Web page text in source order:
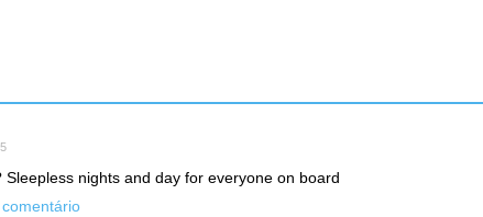
nights and day for everyone on board